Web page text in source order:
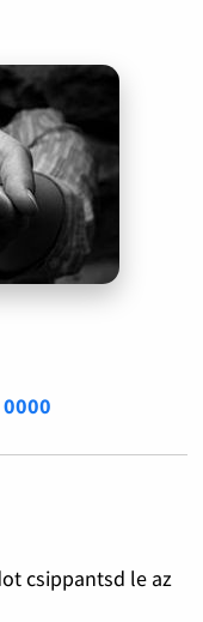
csippantsd le az